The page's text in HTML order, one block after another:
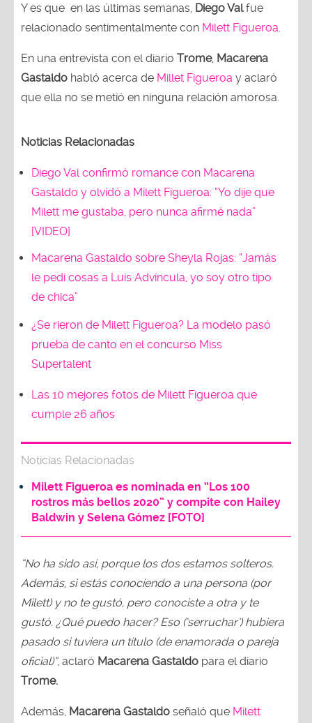
Y es que en las últimas semanas, Diego Valfue
relacionado sentimentalmente con Milett Figueroa.
En una entrevista con el diario Trome, Macarena
Gastaldo habló acerca de Millet Figueroa y aclaró
que ella no se metió en ninguna relación amorosa.
Noticias Relacionadas
Diego Val confirmó romance con Macarena
Gastaldo y olvidó a Milett Figueroa: “Yo dije que
Milett me gustaba, pero nunca afirmé nada”
[VIDEO]
Macarena Gastaldo sobre Sheyla Rojas: “Jamás
le pedí cosas a Luis Advíncula, yo soy otro tipo
de chica”
¿Se rieron de Milett Figueroa? La modelo pasó
prueba de canto en el concurso Miss
Supertalent
Las 10 mejores fotos de Milett Figueroa que
cumple 26 años
Noticias Relacionadas
Milett Figueroa es nominada en “Los 100
rostros más bellos 2020” y compite con Hailey
Baldwin y Selena Gómez [FOTO]
“No ha sido así, porque los dos estamos solteros.
Además, si estás conociendo a una persona (por
Milett) y no te gustó, pero conociste a otra y te
gustó. ¿Qué puedo hacer? Eso (‘serruchar’) hubiera
pasado si tuviera un título (de enamorada o pareja
oficial)”, aclaró Macarena Gastaldo para el diario
Trome.
Además, Macarena Gastaldo señaló que Milett